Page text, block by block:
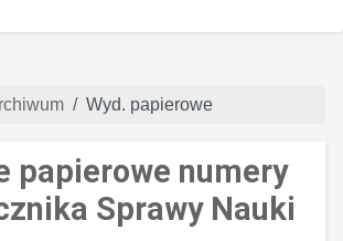
Wyd. papierowe
papierowe numery
Sprawy Nauki